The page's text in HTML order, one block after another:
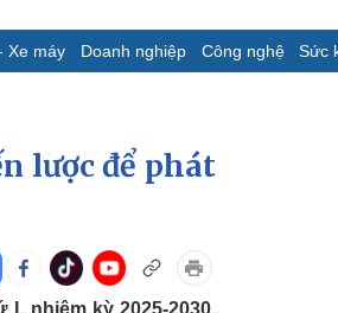
Xe máy Doanh nghiệp Công nghệ Sức
Khởi nghiệp
Doanh nghiệp
lược để phát
nhiệm kỳ 2025-2030,